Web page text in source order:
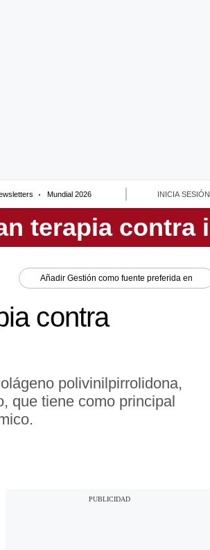
Mundial 2026 INICIA SESIÓN
Añadir Gestión como fuente preferida en
contra
polivinilpirrolidona,
que tiene como principal